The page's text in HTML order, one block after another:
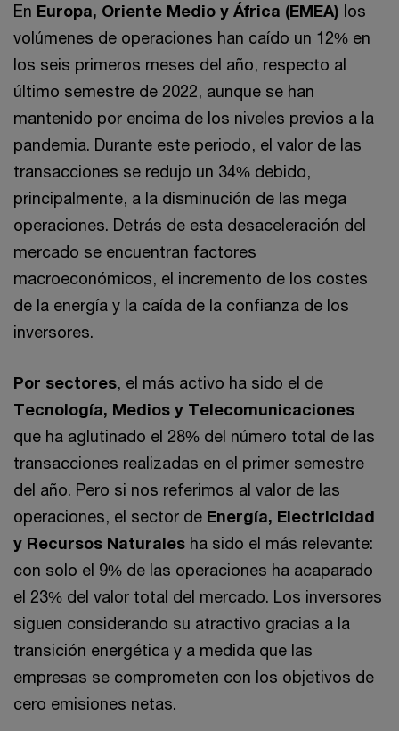
En Europa, Oriente Medio y África (EMEA) los
volúmenes de operaciones han caído un 12% en
los seis primeros meses del año, respecto al
último semestre de 2022, aunque se han
mantenido por encima de los niveles previos a la
pandemia. Durante este periodo, el valor de las
transacciones se redujo un 34% debido,
principalmente, a la disminución de las mega
operaciones. Detrás de esta desaceleración del
mercado se encuentran factores
macroeconómicos, el incremento de los costes
de la energía y la caída de la confianza de los
inversores.
Por sectores, el más activo ha sido el de
Tecnología, Medios y Telecomunicaciones
que ha aglutinado el 28% del número total de las
transacciones realizadas en el primer semestre
del año. Pero si nos referimos al valor de las
operaciones, el sector de Energía, Electricidad
y Recursos Naturales ha sido el más relevante:
con solo el 9% de las operaciones ha acaparado
el 23% del valor total del mercado. Los inversores
siguen considerando su atractivo gracias a la
transición energética y a medida que las
empresas se comprometen con los objetivos de
cero emisiones netas.